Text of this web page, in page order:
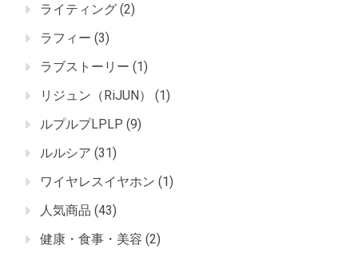
ライティング (2)
ラフィー (3)
ラブストーリー (1)
リジュン（RiJUN）
(1)
ルプルプLPLP (9)
ルルシア (31)
ワイヤレスイヤホン (1)
人気商品 (43)
健康・食事・美容 (2)